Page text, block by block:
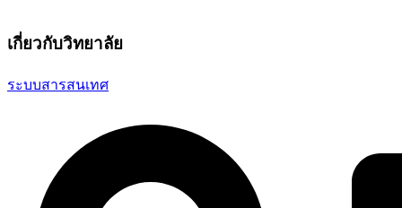
เกี่ยวกับวิทยาลัย
ระบบสารสนเทศ